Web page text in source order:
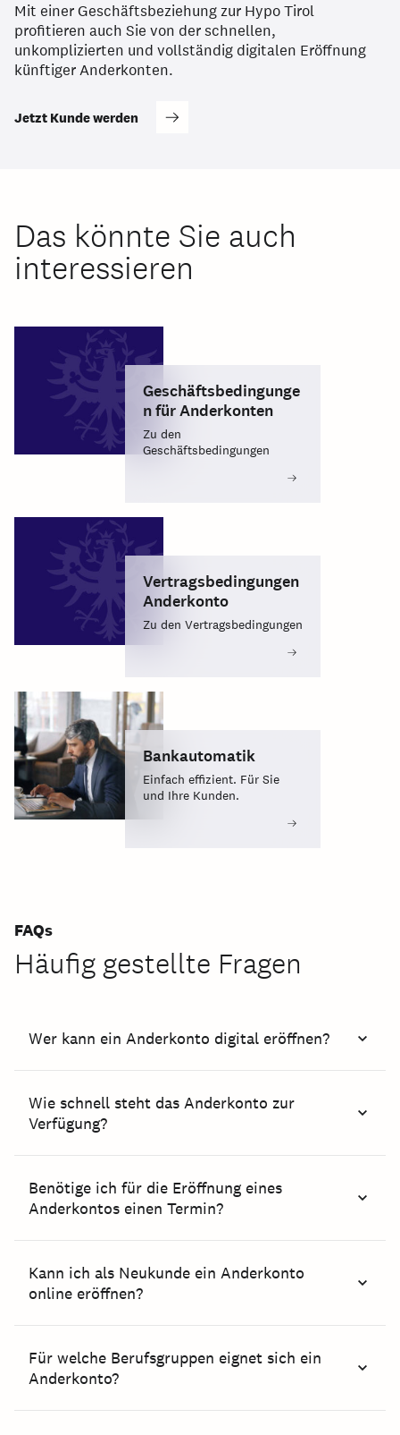
Mit einer Geschäftsbeziehung zur Hypo Tirol
profitieren auch Sie von der schnellen,
unkomplizierten und vollständig digitalen Eröffnung
künftiger Anderkonten.
Jetzt Kunde werden
Das könnte Sie auch
interessieren
Geschäftsbedingunge
n für Anderkonten
Zu den
Geschäftsbedingungen
Vertragsbedingungen
Anderkonto
Zu den Vertragsbedingungen
Bankautomatik
Einfach effizient. Für Sie
und Ihre Kunden.
FAQs
Häufig gestellte Fragen
Wer kann ein Anderkonto digital eröffnen?
Wie schnell steht das Anderkonto zur
Verfügung?
Benötige ich für die Eröffnung eines
Anderkontos einen Termin?
Kann ich als Neukunde ein Anderkonto
online eröffnen?
Für welche Berufsgruppen eignet sich ein
Anderkonto?